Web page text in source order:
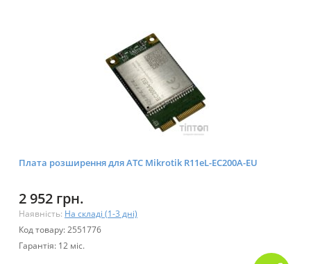
Плата розширення для АТС Mikrotik R11eL-EC200A-EU
2 952 грн.
Наявність: На складі (1-3 дні)
Код товару: 2551776
Гарантія: 12 міс.